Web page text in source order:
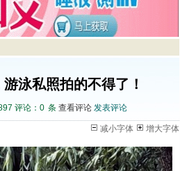
泳私照拍的不得了！
评论： 0 条 查看评论 发表评论
减小字体 增大字体